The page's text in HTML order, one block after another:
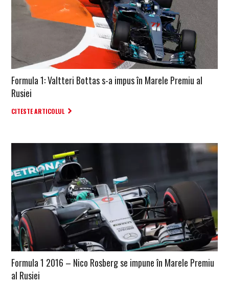
Formula 1: Valtteri Bottas s-a impus în Marele Premiu al
Rusiei
CITESTE ARTICOLUL
Formula 1 2016 – Nico Rosberg se impune în Marele Premiu
al Rusiei